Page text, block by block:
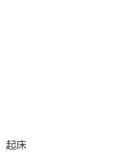
起床